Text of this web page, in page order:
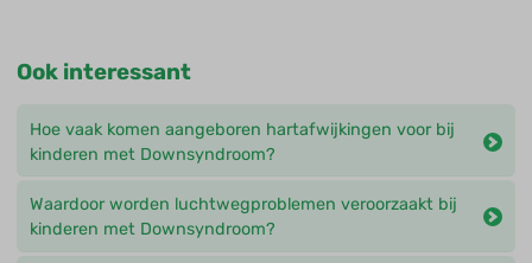
Ook interessant
Hoe vaak komen aangeboren hartafwijkingen voor bij
kinderen met Downsyndroom?
Waardoor worden luchtwegproblemen veroorzaakt bij
kinderen met Downsyndroom?